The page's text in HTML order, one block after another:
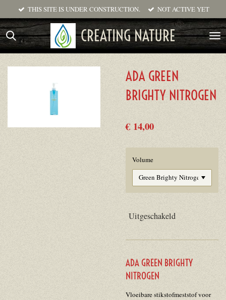
direct
naar
de
CREATING NATURE
THIS SITE IS UNDER CONSTRUCTION. NOT ACTIVE YET
ADA GREEN
BRIGHTY NITROGEN
€ 14,00
Volume
Uitgeschakeld
ADA GREEN BRIGHTY
NITROGEN
Vloeibare stikstofmeststof voor